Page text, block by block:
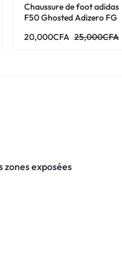
Chaussure de foot adidas
F50 Ghosted Adizero FG
20,000CFA 25,000CFA
exposées